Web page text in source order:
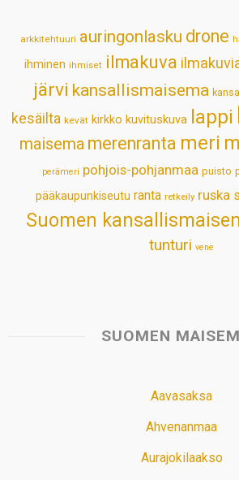
p
k
n
s
t
arkkitehtuuri auringonlasku drone
ihminen ihmiset ilmakuva
järvi kansallismaisema
kesäilta kevät kirkko kuvituskuva lappi
maisema merenranta meri
perämeri pohjois-pohjanmaa puisto
pääkaupunkiseutu ranta retkeily ruska
Suomen
tunturi vene
SUOMEN
Aavasaksa
Ahvenanmaa
Aurajokilaakso